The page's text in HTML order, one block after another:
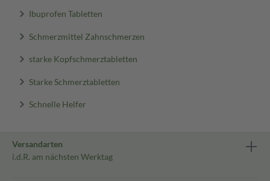
Ibuprofen Tabletten
Schmerzmittel Zahnschmerzen
starke Kopfschmerztabletten
Starke Schmerztabletten
Schnelle Helfer
Versandarten
i.d.R. am nächsten Werktag